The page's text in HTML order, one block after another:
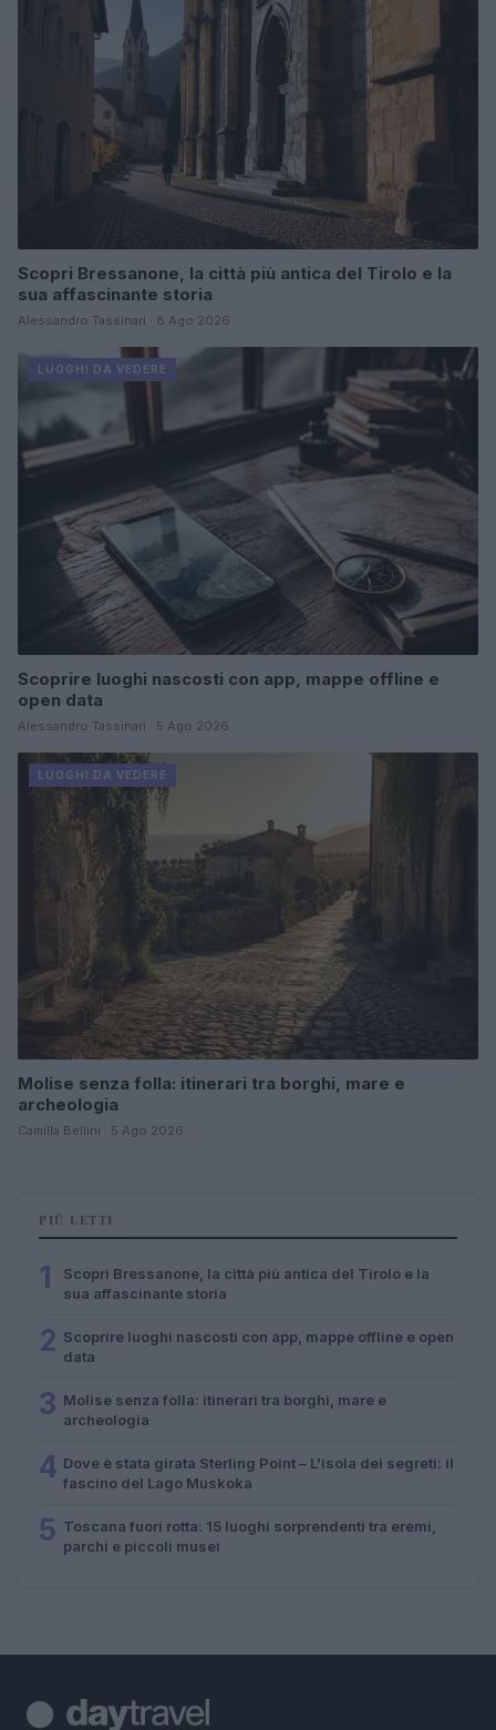
Scopri Bressanone, la città più antica del Tirolo e la
sua affascinante storia
Alessandro Tassinari · 8 Ago 2026
LUOGHI DA VEDERE
Scoprire luoghi nascosti con app, mappe offline e
open data
Alessandro Tassinari · 5 Ago 2026
LUOGHI DA VEDERE
Molise senza folla: itinerari tra borghi, mare e
archeologia
Camilla Bellini · 5 Ago 2026
PIÙ LETTI
1
Scopri Bressanone, la città più antica del Tirolo e la
sua affascinante storia
2 Scoprire luoghi nascosti con app, mappe offline e open
data
3 Molise senza folla: itinerari tra borghi, mare e
archeologia
4 Dove è stata girata Sterling Point – L’isola dei segreti: il
fascino del Lago Muskoka
5 Toscana fuori rotta: 15 luoghi sorprendenti tra eremi,
parchi e piccoli musei